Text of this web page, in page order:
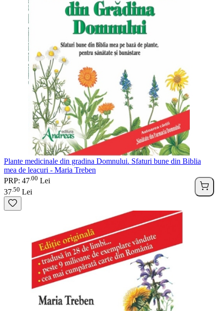
Plante medicinale din gradina Domnului. Sfaturi bune din Biblia
mea de leacuri - Maria Treben
PRP: 47 00 Lei
37 50 Lei